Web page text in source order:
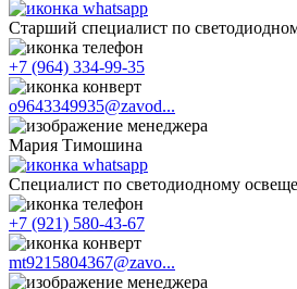
Старший специалист по
+7 (964) 334-99-35
o9643349935@zavod...
Мария Тимошина
Cпециалист по светодиодному
+7 (921) 580-43-67
mt9215804367@zavo...